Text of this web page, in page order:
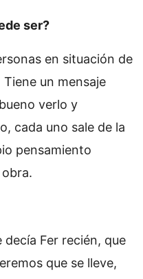
ser?
en situación de
un mensaje
verlo y
cada uno sale de la
pensamiento
Fer recién, que
que se lleve,